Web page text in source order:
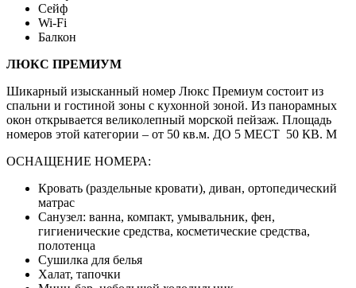
Сейф
Wi-Fi
Балкон
ЛЮКС ПРЕМИУМ
Шикарный изысканный номер Люкс Премиум состоит из
спальни и гостиной зоны с кухонной зоной. Из панорамных
окон открывается великолепный морской пейзаж. Площадь
номеров этой категории – от 50 кв.м. ДО 5 МЕСТ 50 КВ. М
ОСНАЩЕНИЕ НОМЕРА:
Кровать (раздельные кровати), диван, ортопедический
матрас
Санузел: ванна, компакт, умывальник, фен,
гигиенические средства, косметические средства,
полотенца
Сушилка для белья
Халат, тапочки